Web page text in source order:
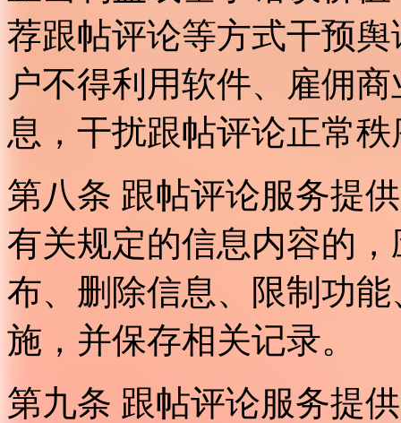
荐跟帖评论等方式干预
户不得利用软件、雇佣
息，干扰跟帖评论正常
第八条 跟帖评论服务提
有关规定的信息内容的
布、删除信息、限制功
施，并保存相关记录。
第九条 跟帖评论服务提